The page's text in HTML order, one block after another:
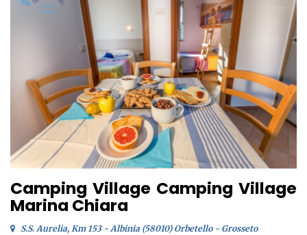
Camping Village Camping Village
Marina Chiara
S.S. Aurelia, Km 153 - Albinia (58010) Orbetello - Grosseto